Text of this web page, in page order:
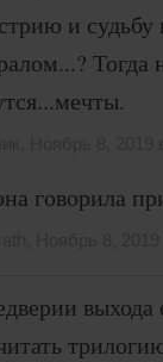
и
Тогда
говорила